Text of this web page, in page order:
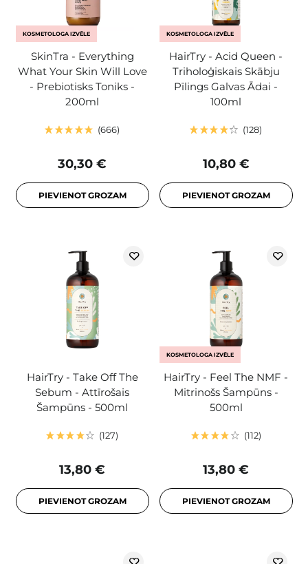
KOSMETOLOGA IZVĒLE
SkinTra - Everything
What Your Skin Will Love
- Prebiotisks Toniks -
200ml
666
30,30 €
PIEVIENOT GROZAM
KOSMETOLOGA IZVĒLE
HairTry - Acid Queen -
Triholoģiskais Skābju
Pīlings Galvas Ādai -
100ml
128
10,80 €
PIEVIENOT GROZAM
HairTry - Take Off The
Sebum - Attīrošais
Šampūns - 500ml
127
13,80 €
PIEVIENOT GROZAM
KOSMETOLOGA IZVĒLE
HairTry - Feel The NMF -
Mitrinošs Šampūns -
500ml
112
13,80 €
PIEVIENOT GROZAM